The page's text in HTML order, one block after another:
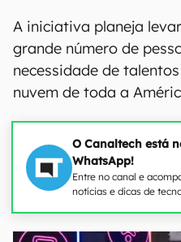
A iniciativa planeja
grande número de
necessidade de
nuvem de toda a
O Canaltech está
WhatsApp!
Entre no canal e
notícias e dicas de